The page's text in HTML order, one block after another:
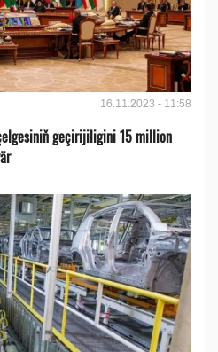
16.11.2023 - 11:58
geçirijiligini 15 million